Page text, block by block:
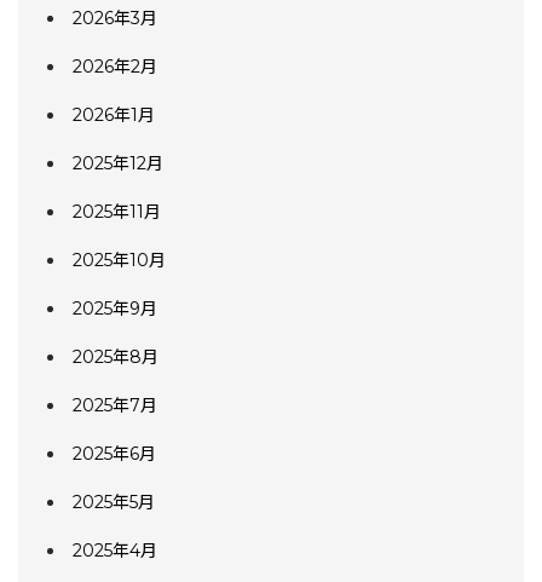
2026年3月
2026年2月
2026年1月
2025年12月
2025年11月
2025年10月
2025年9月
2025年8月
2025年7月
2025年6月
2025年5月
2025年4月